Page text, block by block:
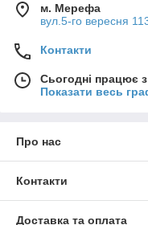
м. Мерефа
вул.5-го вересня
Контакти
Сьогодні працює
Показати весь
Про нас
Контакти
Доставка та оплата